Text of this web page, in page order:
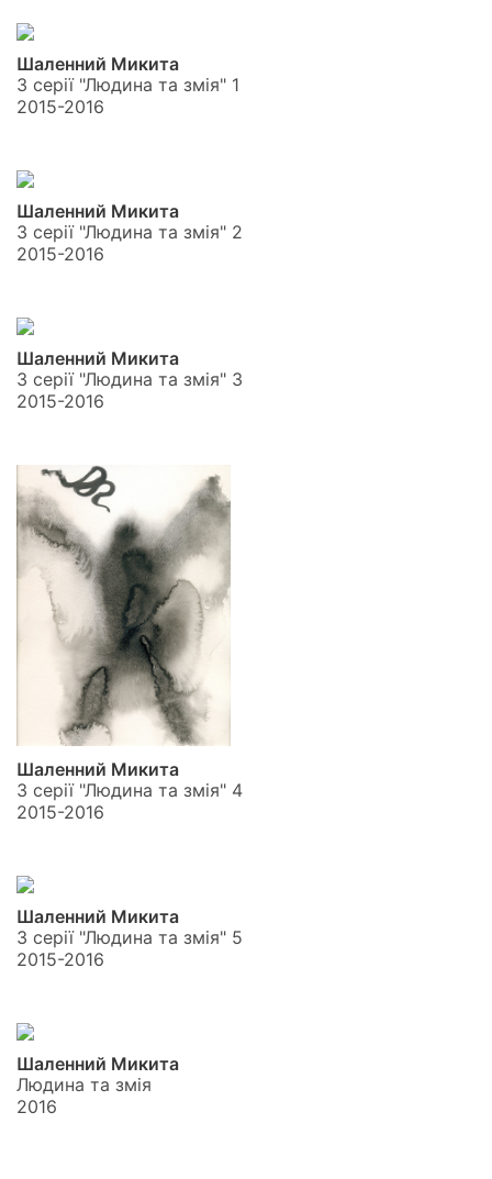
Шаленний Микита
З серії "Людина та змія" 1
2015-2016
Шаленний Микита
З серії "Людина та змія" 2
2015-2016
Шаленний Микита
З серії "Людина та змія" 3
2015-2016
Шаленний Микита
З серії "Людина та змія" 4
2015-2016
Шаленний Микита
З серії "Людина та змія" 5
2015-2016
Шаленний Микита
Людина та змія
2016